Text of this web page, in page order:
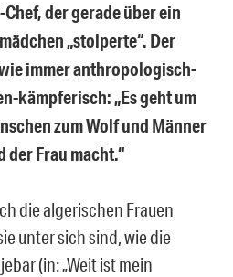
der gerade über ein
„stolperte“. Der
immer anthropologisch-
kämpferisch: „Es geht um
zum Wolf und Männer
Frau macht.“
die algerischen Frauen
unter sich sind, wie die
(in: „Weit ist mein